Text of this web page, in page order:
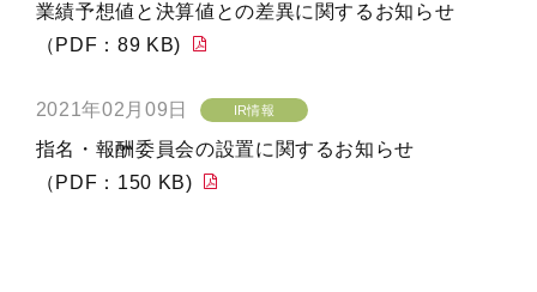
業績予想値と決算値との差異に関するお知らせ
（PDF：89 KB)
2021年02月09日 IR情報
指名・報酬委員会の設置に関するお知らせ
（PDF：150 KB)